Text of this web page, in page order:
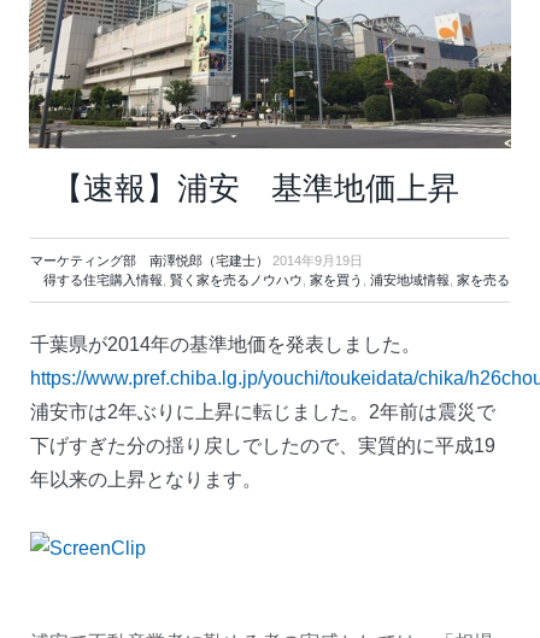
【速報】浦安 基準地価上昇
マーケティング部 南澤悦郎（宅建士）
2014年9月19日
得する住宅購入情報 賢く家を売るノウハウ 家を買う 浦安地域情報 家を売る
千葉県が2014年の基準地価を発表しました。
https://www.pref.chiba.lg.jp/youchi/toukeidata/chika/
浦安市は2年ぶりに上昇に転じました。2年前は震災で
下げすぎた分の揺り戻しでしたので、実質的に平成19
年以来の上昇となります。